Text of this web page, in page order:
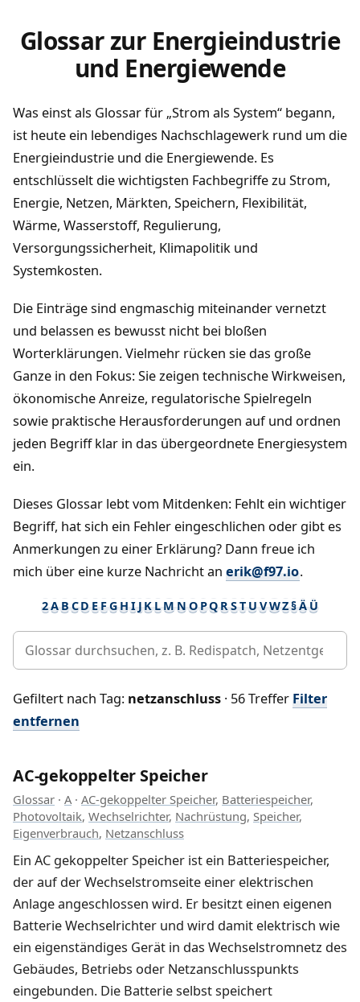
Glossar zur Energieindustrie
und Energiewende
Was einst als Glossar für „Strom als System“ begann,
ist heute ein lebendiges Nachschlagewerk rund um die
Energieindustrie und die Energiewende. Es
entschlüsselt die wichtigsten Fachbegriffe zu Strom,
Energie, Netzen, Märkten, Speichern, Flexibilität,
Wärme, Wasserstoff, Regulierung,
Versorgungssicherheit, Klimapolitik und
Systemkosten.
Die Einträge sind engmaschig miteinander vernetzt
und belassen es bewusst nicht bei bloßen
Worterklärungen. Vielmehr rücken sie das große
Ganze in den Fokus: Sie zeigen technische Wirkweisen,
ökonomische Anreize, regulatorische Spielregeln
sowie praktische Herausforderungen auf und ordnen
jeden Begriff klar in das übergeordnete Energiesystem
ein.
Dieses Glossar lebt vom Mitdenken: Fehlt ein wichtiger
Begriff, hat sich ein Fehler eingeschlichen oder gibt es
Anmerkungen zu einer Erklärung? Dann freue ich
mich über eine kurze Nachricht an erik@f97.io.
2A B CD E FG H I J K L M N O PQ R ST U VWZ§Ä Ü
Gefiltert nach Tag: netzanschluss · 56 Treffer Filter
entfernen
AC-gekoppelter Speicher
Glossar · A · AC-gekoppelter Speicher, Batteriespeicher,
Photovoltaik, Wechselrichter, Nachrüstung, Speicher,
Eigenverbrauch, Netzanschluss
Ein AC gekoppelter Speicher ist ein Batteriespeicher,
der auf der Wechselstromseite einer elektrischen
Anlage angeschlossen wird. Er besitzt einen eigenen
Batterie Wechselrichter und wird damit elektrisch wie
ein eigenständiges Gerät in das Wechselstromnetz des
Gebäudes, Betriebs oder Netzanschlusspunkts
eingebunden. Die Batterie selbst speichert